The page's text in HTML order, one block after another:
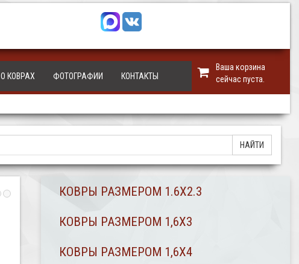
О КОВРАХ ФОТОГРАФИИ КОНТАКТЫ
Ваша корзина
сейчас пуста.
КОВРЫ РАЗМЕРОМ 1.6Х2.3
КОВРЫ РАЗМЕРОМ 1,6Х3
КОВРЫ РАЗМЕРОМ 1,6Х4